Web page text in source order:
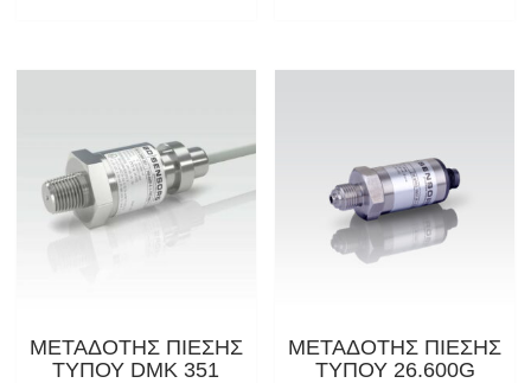
ΜΕΤΑΔΟΤΗΣ ΠΙΕΣΗΣ
ΤΥΠΟΥ DMK 351
ΜΕΤΑΔΟΤΗΣ ΠΙΕΣΗΣ
ΤΥΠΟΥ 26.600G